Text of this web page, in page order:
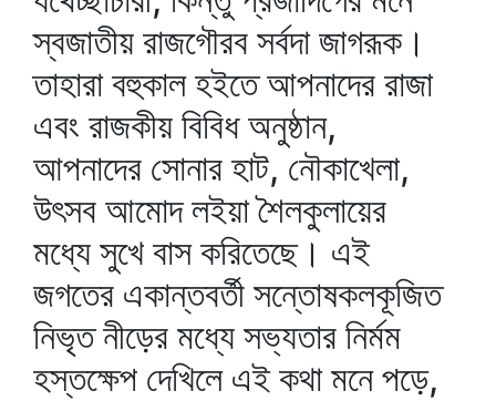
স্বজাতীয় রাজগৌরব সর্বদা জাগরূক।
তাহারা বহুকাল হইতে আপনাদের রাজা
এবং রাজকীয় বিবিধ অনুষ্ঠান,
আপনাদের সোনার হাট, নৌকাখেলা,
উৎসব আমোদ লইয়া শৈলকুলায়ের
মধ্যে সুখে বাস করিতেছে। এই
জগতের একান্তবর্তী সন্তোষকলকূজিত
নিভৃত নীড়ের মধ্যে সভ্যতার নির্মম
হস্তক্ষেপ দেখিলে এই কথা মনে পড়ে,